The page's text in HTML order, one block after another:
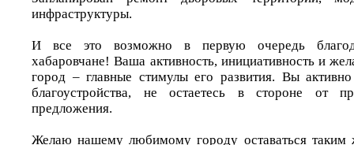
инфраструктуры.
И все это возможно в первую очередь
хабаровчане! Ваша активность, инициативность и
город – главные стимулы его развития. Вы
благоустройства, не остаетесь в стороне от
предложения.
Желаю нашему любимому городу оставаться